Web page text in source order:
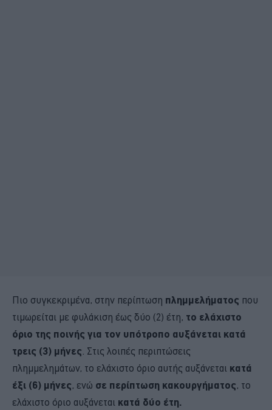
Πιο συγκεκριμένα, στην περίπτωση πλημμελήματος που
τιμωρείται με φυλάκιση έως δύο (2) έτη, το ελάχιστο
όριο της ποινής για τον υπότροπο αυξάνεται κατά
τρεις (3) μήνες . Στις λοιπές περιπτώσεις
πλημμελημάτων, το ελάχιστο όριο αυτής αυξάνεται κατά
έξι (6) μήνες, ενώ σε περίπτωση κακουργήματος, το
ελάχιστο όριο αυξάνεται κατά δύο έτη.